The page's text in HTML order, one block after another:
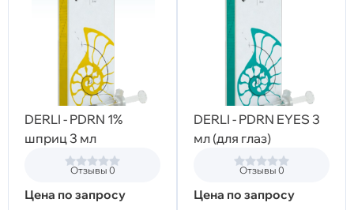
DERLI - PDRN 1%
шприц 3 мл
Отзывы 0
Цена по запросу
DERLI - PDRN EYES 3
мл (для глаз)
Отзывы 0
Цена по запросу